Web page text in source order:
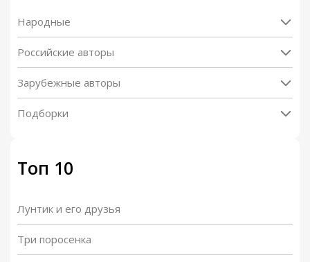
Народные
Российские авторы
Зарубежные авторы
Подборки
Топ 10
Лунтик и его друзья
Три поросенка